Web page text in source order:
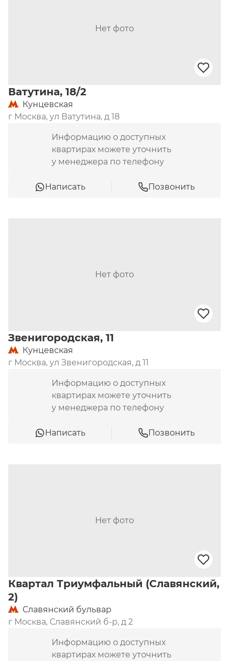
Нет фото
Ватутина, 18/2
Кунцевская
г Москва, ул Ватутина, д 18
Информацию о доступных
квартирах можете уточнить
у менеджера по телефону
Написать Позвонить
Нет фото
Звенигородская, 11
Кунцевская
г Москва, ул Звенигородская, д 11
Информацию о доступных
квартирах можете уточнить
у менеджера по телефону
Написать Позвонить
Нет фото
Квартал Триумфальный (Славянский,
2)
Славянский бульвар
г Москва, Славянский б-р, д 2
Информацию о доступных
квартирах можете уточнить